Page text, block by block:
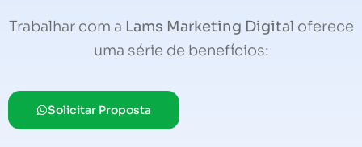
Trabalhar com a Lams Marketing Digital oferece
uma série de benefícios:
Solicitar Proposta